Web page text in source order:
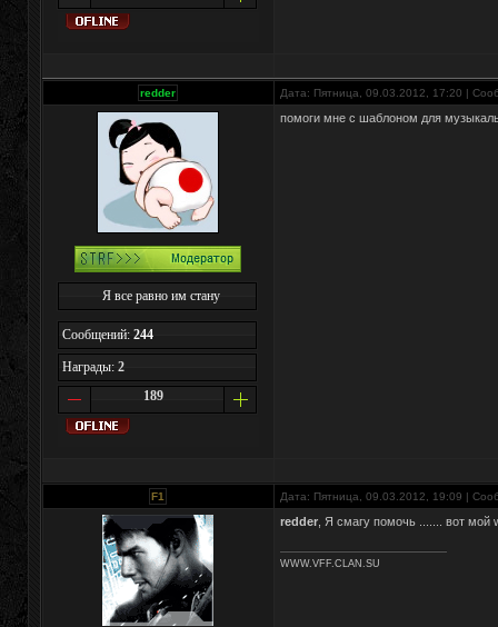
redder Дата: Пятница, 09.03.2012, 17:20 |
Я все равно им стану
Сообщений: 244
Награды: 2
189
помоги мне с шаблоном для
F1 Дата: Пятница, 09.03.2012, 19:09 |
redder, Я смагу помочь ....... вот мой
WWW.VFF.CLAN.SU